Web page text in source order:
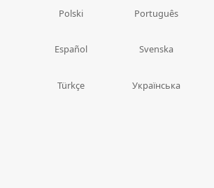
Polski Português
Español Svenska
Türkçe Українська